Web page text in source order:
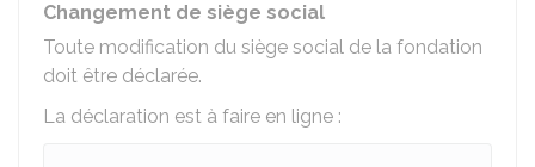
Changement de siège social
Toute modification du siège social de la fondation
doit être déclarée.
La déclaration est à faire en ligne :